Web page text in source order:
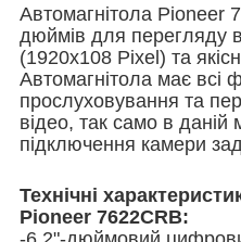
Автомагнітола Pioneer
дюймів для перегляду
(1920x108 Pixel) та
Автомагнітола має всі
прослуховування та
відео, так само в даній
підключення камери
Технічні
Pioneer 7622CRB: